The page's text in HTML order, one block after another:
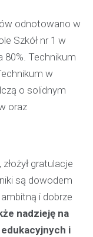
odnotowano w
Szkół nr 1 w
80%. Technikum
w
o solidnym
oraz
gratulacje
są dowodem
i dobrze
nadzieję na
i